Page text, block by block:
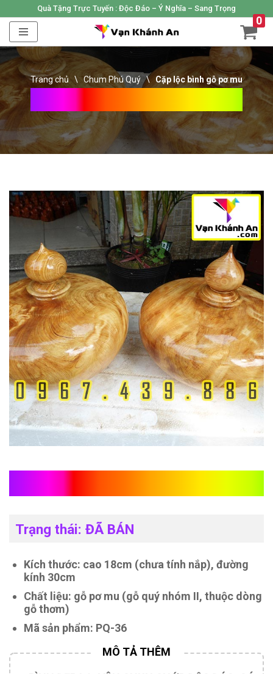
Skip
to
content
Quà Tặng Trực Tuyến : Độc Đáo – Ý Nghĩa – Sang Trọng
0
Trang chủ \Chum Phú Quý \ Cặp lộc bình gỗ pơ mu
Trạng thái: ĐÃ BÁN
Kích thước: cao 18cm (chưa tính nắp), đường
kính 30cm
Chất liệu: gỗ pơ mu (gỗ quý nhóm II, thuộc dòng
gỗ thơm)
Mã sản phẩm: PQ-36